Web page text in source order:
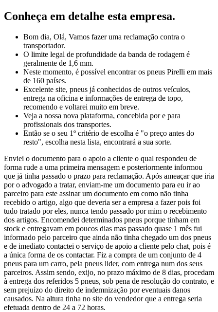
Conheça em detalhe esta empresa.
Bom dia, Olá, Vamos fazer uma reclamação contra o
transportador.
O limite legal de profundidade da banda de rodagem é
geralmente de 1,6 mm.
Neste momento, é possível encontrar os pneus Pirelli em mais
de 160 países.
Excelente site, pneus já conhecidos de outros veículos,
entrega na oficina e informações de entrega de topo,
recomendo e voltarei muito em breve.
Veja a nossa nova plataforma, concebida por e para
profissionais dos transportes.
Então se o seu 1º critério de escolha é "o preço antes do
resto", escolha nesta lista, encontrará a sua sorte.
Enviei o documento para o apoio a cliente o qual respondeu de
forma rude a uma primeira mensagem e posteriormente informou
que já tinha passado o prazo para reclamação. Após ameaçar que iria
por o advogado a tratar, enviam-me um documento para eu ir ao
parceiro para este assinar um documento em como não tinha
recebido o artigo, algo que deveria ser a empresa a fazer pois foi
tudo tratado por eles, nunca tendo passado por mim o recebimento
dos artigos. Encomendei determinados pneus porque tinham em
stock e entregavam em poucos dias mas passado quase 1 mês fui
informado pelo parceiro que ainda não tinha chegado um dos pneus
e de imediato contactei o serviço de apoio a cliente pelo chat, pois é
a única forma de os contactar. Fiz a compra de um conjunto de 4
pneus para um carro, pela pneus lider, com entrega num dos seus
parceiros. Assim sendo, exijo, no prazo máximo de 8 dias, procedam
à entrega dos referidos 5 pneus, sob pena de resolução do contrato, e
sem prejuízo do direito de indemnização por eventuais danos
causados. Na altura tinha no site do vendedor que a entrega seria
efetuada dentro de 24 a 72 horas.